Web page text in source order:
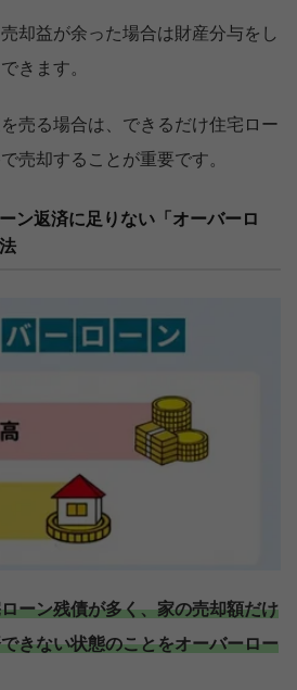
却益が余った場合は財産分与をし
きます。
売る場合は、できるだけ住宅ロー
売却することが重要です。
ン返済に足りない「オーバーロ
ーン残債が多く、家の売却額だけ
きない状態のことをオーバーロー